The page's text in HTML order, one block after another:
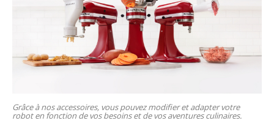
Grâce à nos accessoires, vous pouvez modifier et adapter votre
robot en fonction de vos besoins et de vos aventures culinaires.